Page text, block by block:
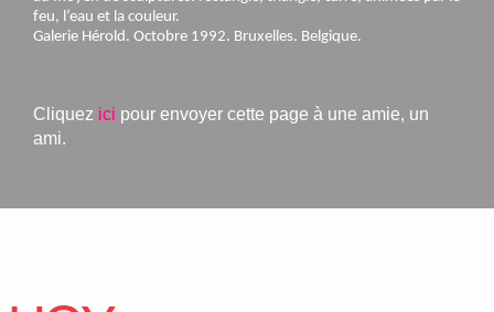
feu, l’eau et la couleur.
Galerie Hérold. Octobre 1992. Bruxelles. Belgique.
Cliquez ici pour envoyer cette page à une amie, un
ami.